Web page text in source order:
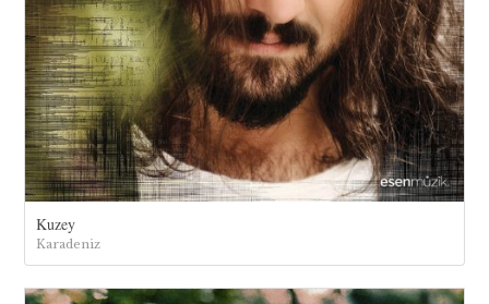
Kuzey
Karadeniz